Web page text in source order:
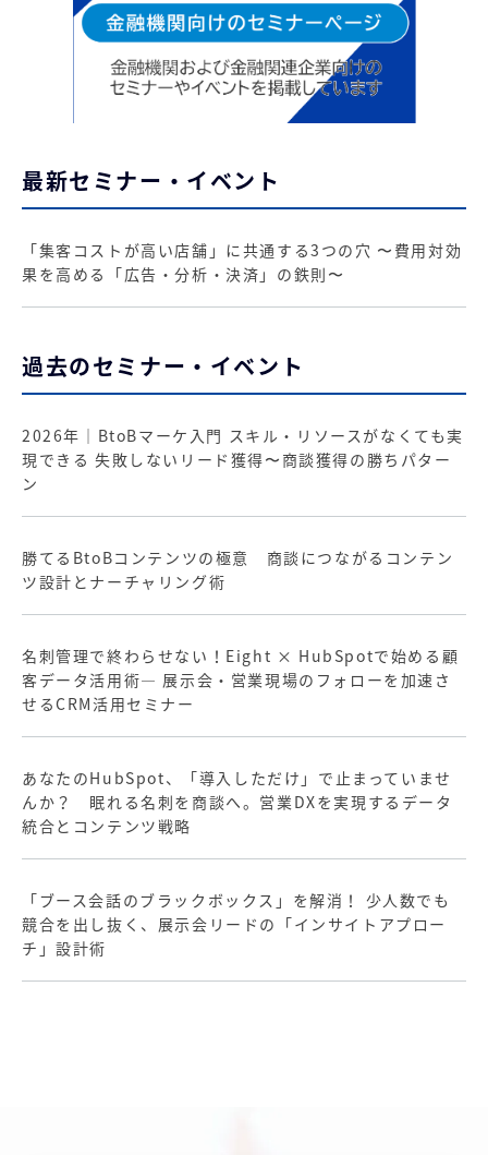
最新セミナー・イベント
「集客コストが高い店舗」に共通する3つの穴 〜費用対効
果を高める「広告・分析・決済」の鉄則〜
過去のセミナー・イベント
2026年｜BtoBマーケ入門 スキル・リソースがなくても実
現できる 失敗しないリード獲得〜商談獲得の勝ちパター
ン
勝てるBtoBコンテンツの極意 商談につながるコンテン
ツ設計とナーチャリング術
名刺管理で終わらせない！Eight × HubSpotで始める顧
客データ活用術― 展示会・営業現場のフォローを加速さ
せるCRM活用セミナー
あなたのHubSpot、「導入しただけ」で止まっていませ
んか？ 眠れる名刺を商談へ。営業DXを実現するデータ
統合とコンテンツ戦略
「ブース会話のブラックボックス」を解消！ 少人数でも
競合を出し抜く、展示会リードの「インサイトアプロー
チ」設計術